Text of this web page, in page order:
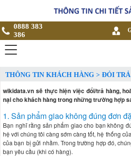
0888 383
386
THÔNG TIN KHÁCH HÀNG > ĐỎI
wikidata.vn sẽ thực hiện việc đổi/trả hàng,
nại cho khách hàng trong những trường hợp
1. Sản phẩm giao không đúng đơn
Bạn nghĩ rằng sản phẩm giao cho bạn không
hệ với chúng tôi càng sớm càng tốt, hệ thống
của bạn bị gửi nhầm. Trong trường hợp đó,
bạn yêu cầu (khi có hàng).